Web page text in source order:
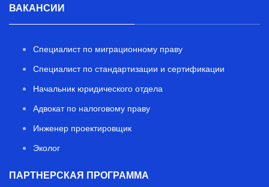
ВАКАНСИИ
Специалист по миграционному праву
Специалист по стандартизации и сертификации
Начальник юридического отдела
Адвокат по налоговому праву
Инженер проектировщик
Эколог
ПАРТНЕРСКАЯ ПРОГРАММА